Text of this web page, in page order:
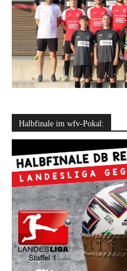
Halbfinale im wfv-Pokal: